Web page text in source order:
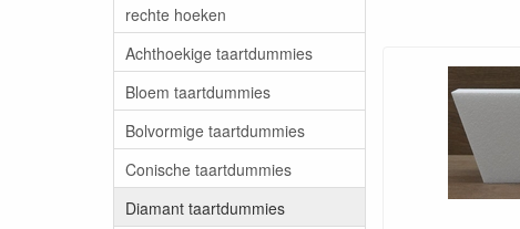
rechte hoeken
Achthoekige taartdummies
Bloem taartdummies
Bolvormige taartdummies
Conische taartdummies
Diamant taartdummies